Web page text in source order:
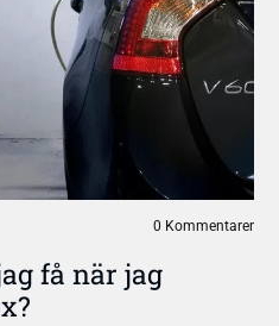
0 Kommentarer
få när jag